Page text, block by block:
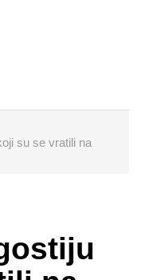
su se vratili na